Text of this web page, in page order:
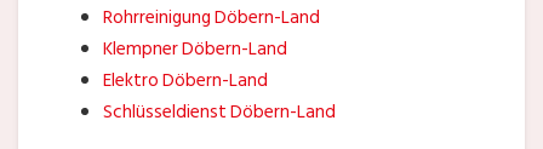
Rohrreinigung Döbern-Land
Klempner Döbern-Land
Elektro Döbern-Land
Schlüsseldienst Döbern-Land